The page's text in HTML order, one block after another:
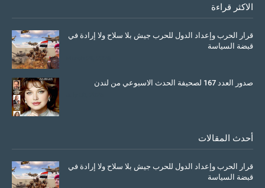
الاكثر قراءة
قرار الحرب وإعداد الدول للحرب جيش بلا سلاح ولا إرادة في
قبضة السياسة
صدور العدد 167 لصحيفة الحدث الاسبوعي من لندن
أحدث المقالات
قرار الحرب وإعداد الدول للحرب جيش بلا سلاح ولا إرادة في
قبضة السياسة